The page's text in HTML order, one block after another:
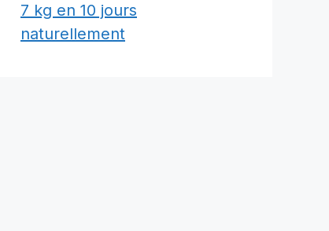
7 kg en 10 jours
naturellement